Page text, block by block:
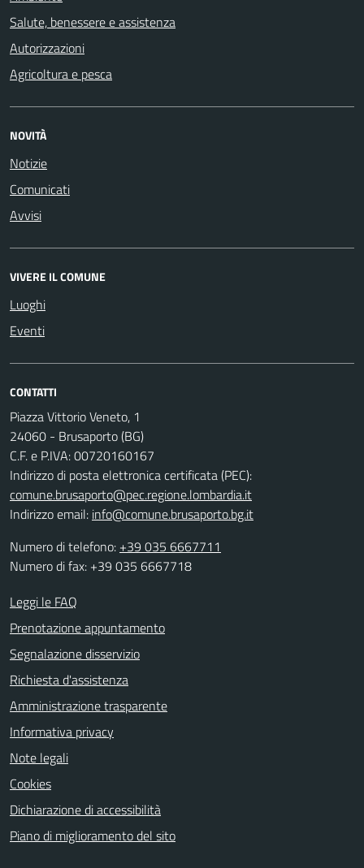
Salute, benessere e assistenza
Autorizzazioni
Agricoltura e pesca
NOVITÀ
Notizie
Comunicati
Avvisi
VIVERE IL COMUNE
Luoghi
Eventi
CONTATTI
Piazza Vittorio Veneto, 1
24060 - Brusaporto (BG)
C.F. e P.IVA: 00720160167
Indirizzo di posta elettronica certificata (PEC):
comune.brusaporto@pec.regione.lombardia.it
Indirizzo email: info@comune.brusaporto.bg.it
Numero di telefono: +39 035 6667711
Numero di fax: +39 035 6667718
Leggi le FAQ
Prenotazione appuntamento
Segnalazione disservizio
Richiesta d'assistenza
Amministrazione trasparente
Informativa privacy
Note legali
Cookies
Dichiarazione di accessibilità
Piano di miglioramento del sito